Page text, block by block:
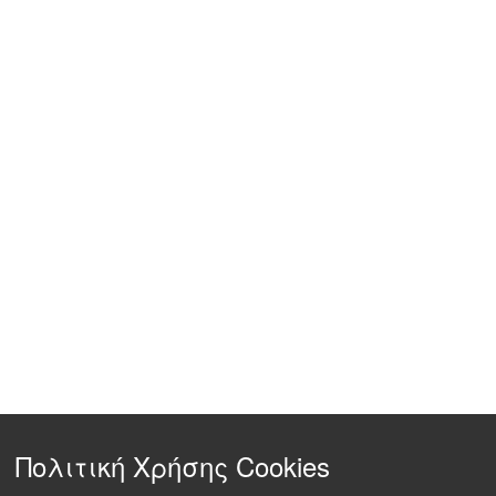
Πολιτική Χρήσης Cookies